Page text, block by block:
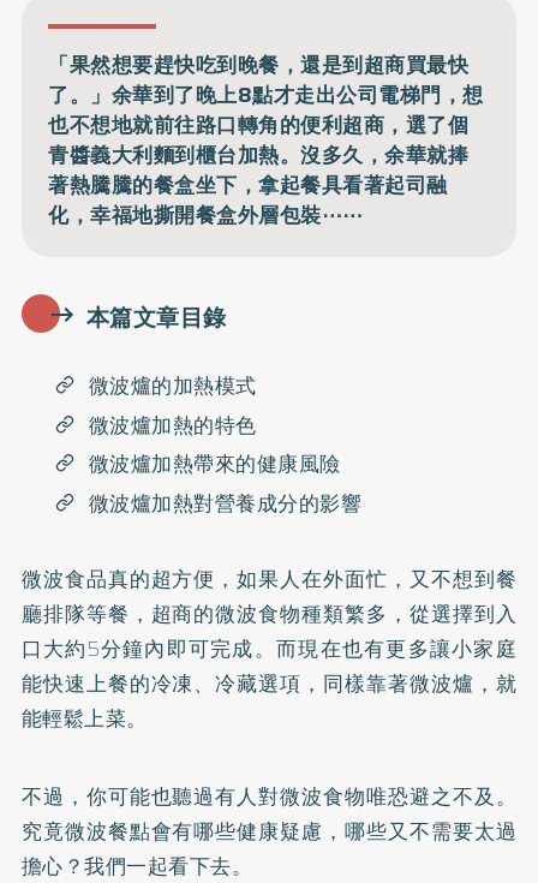
「果然想要趕快吃到晚餐，還是到超商買最快
了。」余華到了晚上8點才走出公司電梯門，想
也不想地就前往路口轉角的便利超商，選了個
青醬義大利麵到櫃台加熱。沒多久，余華就捧
著熱騰騰的餐盒坐下，拿起餐具看著起司融
化，幸福地撕開餐盒外層包裝⋯⋯
本篇文章目錄
微波爐的加熱模式
微波爐加熱的特色
微波爐加熱帶來的健康風險
微波爐加熱對營養成分的影響
微波食品真的超方便，如果人在外面忙，又不想到餐
廳排隊等餐，超商的微波食物種類繁多，從選擇到入
口大約5分鐘內即可完成。而現在也有更多讓小家庭
能快速上餐的冷凍、冷藏選項，同樣靠著微波爐，就
能輕鬆上菜。
不過，你可能也聽過有人對微波食物唯恐避之不及。
究竟微波餐點會有哪些健康疑慮，哪些又不需要太過
擔心？我們一起看下去。